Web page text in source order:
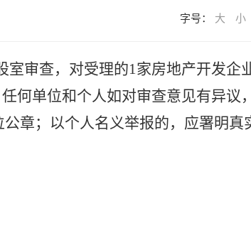
字号： 大 小
室审查，对受理的1家房地产开发企
任何单位和个人如对审查意见有异议
章；以个人名义举报的，应署明真